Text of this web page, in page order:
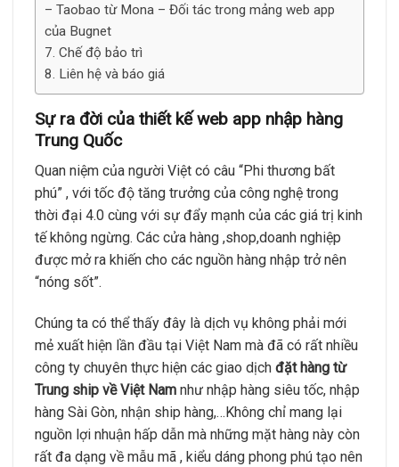
– Taobao từ Mona – Đối tác trong mảng web app
của Bugnet
Chế độ bảo trì
Liên hệ và báo giá
Sự ra đời của thiết kế web app nhập hàng
Trung Quốc
Quan niệm của người Việt có câu “Phi thương bất
phú” , với tốc độ tăng trưởng của công nghệ trong
thời đại 4.0 cùng với sự đẩy mạnh của các giá trị kinh
tế không ngừng. Các cửa hàng ,shop,doanh nghiệp
được mở ra khiến cho các nguồn hàng nhập trở nên
“nóng sốt”.
Chúng ta có thể thấy đây là dịch vụ không phải mới
mẻ xuất hiện lần đầu tại Việt Nam mà đã có rất nhiều
công ty chuyên thực hiện các giao dịch đặt hàng từ
Trung ship về Việt Nam như nhập hàng siêu tốc, nhập
hàng Sài Gòn, nhận ship hàng,…Không chỉ mang lại
nguồn lợi nhuận hấp dẫn mà những mặt hàng này còn
rất đa dạng về mẫu mã , kiểu dáng phong phú tạo nên